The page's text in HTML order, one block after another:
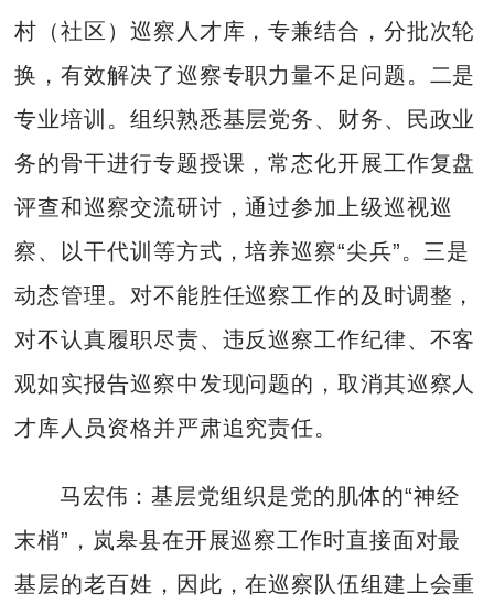
村（社区）巡察人才库，专兼结合，分批次轮
换，有效解决了巡察专职力量不足问题。二是
专业培训。组织熟悉基层党务、财务、民政业
务的骨干进行专题授课，常态化开展工作复盘
评查和巡察交流研讨，通过参加上级巡视巡
察、以干代训等方式，培养巡察“尖兵”。三是
动态管理。对不能胜任巡察工作的及时调整，
对不认真履职尽责、违反巡察工作纪律、不客
观如实报告巡察中发现问题的，取消其巡察人
才库人员资格并严肃追究责任。
马宏伟：基层党组织是党的肌体的“神经
末梢”，岚皋县在开展巡察工作时直接面对最
基层的老百姓，因此，在巡察队伍组建上会重